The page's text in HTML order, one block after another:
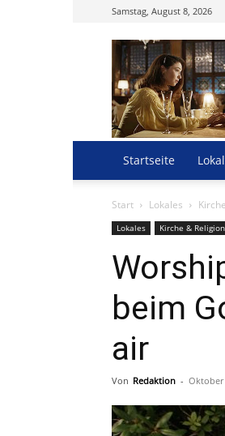
Samstag, August 8, 2026
Startseite
Start Lokales
Lokales Kirche & Religion
beim
air
Von Redaktion - Oktober